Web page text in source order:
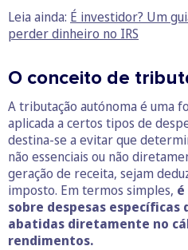
Leia ainda: É investidor? Um
perder dinheiro no IRS
O conceito de
A tributação autónoma é uma
aplicada a certos tipos de
destina-se a evitar que
não essenciais ou não
geração de receita, sejam
imposto. Em termos simples,
sobre despesas específicas
abatidas diretamente no
rendimentos.